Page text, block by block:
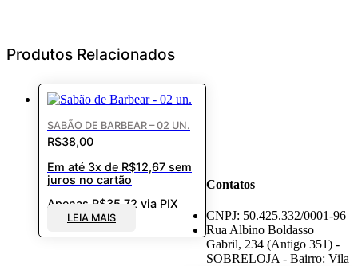
Produtos Relacionados
SABÃO DE BARBEAR – 02 UN.
R$38,00
Em até 3x de R$12,67 sem
juros no cartão
Apenas R$35,72 via PIX
LEIA MAIS
Contatos
CNPJ: 50.425.332/0001-96
Rua Albino Boldasso
Gabril, 234 (Antigo 351) -
SOBRELOJA - Bairro: Vila